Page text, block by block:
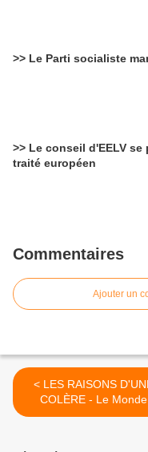
>> Le Parti socialiste
>> Le conseil d'EELV
traité européen
Commentaires
Ajouter un
< LES RAISONS D'UNE
COLÈRE - Le Monde
Diplomatique